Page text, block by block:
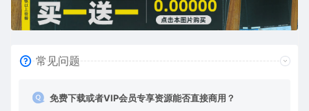
常见问题
免费下载或者VIP会员专享资源能否直接商用？